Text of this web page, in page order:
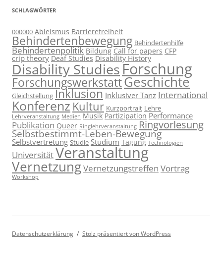
SCHLAGWÖRTER
000000 Ableismus Barrierefreiheit
Behindertenbewegung Behindertenhilfe
Behindertenpolitik Bildung Call for papers CFP
crip theory Deaf Studies Disability History
Disability StudiesForschung
ForschungswerkstattGeschichte
Gleichstellung Inklusion Inklusiver Tanz International
Konferenz Kultur Kurzportrait Lehre
Lehrveranstaltung Medien Musik Partizipation Performance
Publikation Queer Ringlehrveranstaltung Ringvorlesung
Selbstbestimmt-Leben-Bewegung
Selbstvertretung Studie Studium Tagung Technologien
UniversitätVeranstaltung
VernetzungVernetzungstreffen Vortrag
Workshop
Datenschutzerklärung Stolz präsentiert von WordPress